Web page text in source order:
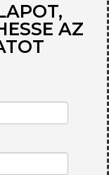
AZ